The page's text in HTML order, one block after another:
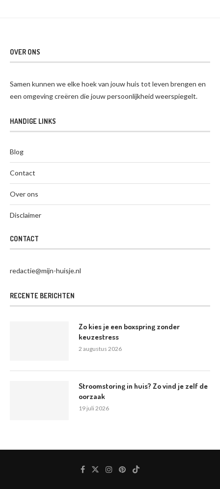
OVER ONS
Samen kunnen we elke hoek van jouw huis tot leven brengen en
een omgeving creëren die jouw persoonlijkheid weerspiegelt.
HANDIGE LINKS
Blog
Contact
Over ons
Disclaimer
CONTACT
redactie@mijn-huisje.nl
RECENTE BERICHTEN
Zo kies je een boxspring zonder
keuzestress
2 augustus 2026
Stroomstoring in huis? Zo vind je zelf de
oorzaak
19 juli 2026